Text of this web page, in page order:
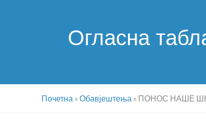
Огласна
Почетна » Обавјештења » ПОНОС НАШЕ